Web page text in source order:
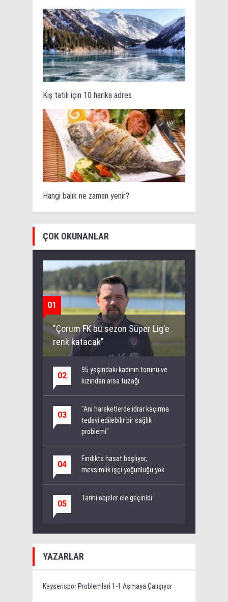
Kış tatili için 10 harika adres
Hangi balık ne zaman yenir?
ÇOK OKUNANLAR
01
"Çorum FK bu sezon Süper Lig'e
renk katacak"
02
95 yaşındaki kadının torunu ve
kızından arsa tuzağı
03
"Ani hareketlerde idrar kaçırma
tedavi edilebilir bir sağlık
problemi"
04
Fındıkta hasat başlıyor,
mevsimlik işçi yoğunluğu yok
05
Tarihi objeler ele geçirildi
YAZARLAR
Kayserispor Problemleri 1-1 Aşmaya Çalışıyor